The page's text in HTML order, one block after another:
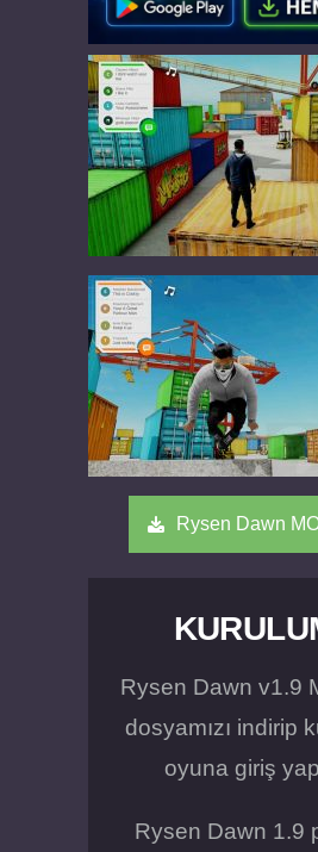
Rysen Dawn
Rysen Dawn v1.9
dosyamızı indirip
oyuna giriş
Rysen Dawn 1.9